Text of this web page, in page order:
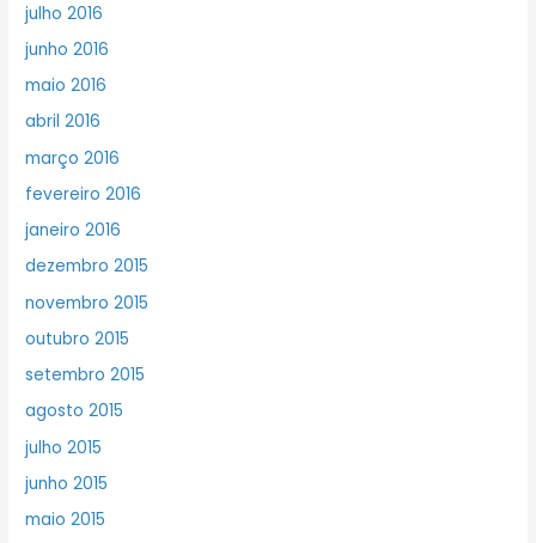
julho 2016
junho 2016
maio 2016
abril 2016
março 2016
fevereiro 2016
janeiro 2016
dezembro 2015
novembro 2015
outubro 2015
setembro 2015
agosto 2015
julho 2015
junho 2015
maio 2015